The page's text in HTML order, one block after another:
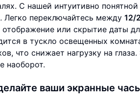
С нашей интуитивно
Легко переключайтесь между 12/
или скрытие даты
в тускло освещенных
что снижает нагрузку на
наоборот.
ваши экранные